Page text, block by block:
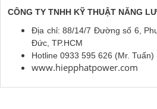
CÔNG TY TNHH KỸ THUẬT NĂNG
Địa chỉ: 88/14/7 Đường số 6,
Đức, TP.HCM
Hotline 0933 595 626 (Mr. Tuấn)
www.hiepphatpower.com